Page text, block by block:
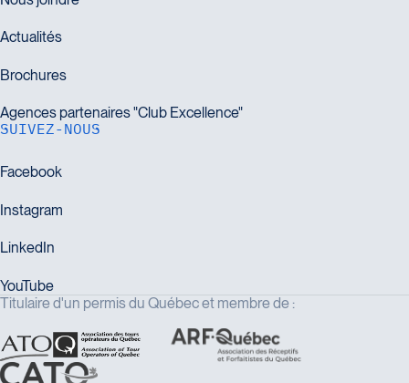
SUIVEZ-NOUS
Titulaire d'un permis du Québec et membre de :